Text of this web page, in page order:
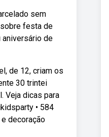
sem
festa de
de
de 12, criam os
30 trintei
Veja dicas para
• 584
decoração